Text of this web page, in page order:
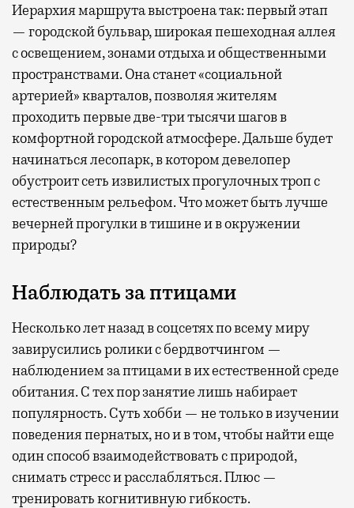
Иерархия маршрута выстроена так: первый этап
— городской бульвар, широкая пешеходная аллея
с освещением, зонами отдыха и общественными
пространствами. Она станет «социальной
артерией» кварталов, позволяя жителям
проходить первые две-три тысячи шагов в
комфортной городской атмосфере. Дальше будет
начинаться лесопарк, в котором девелопер
обустроит сеть извилистых прогулочных троп с
естественным рельефом. Что может быть лучше
вечерней прогулки в тишине и в окружении
природы?
Наблюдать за птицами
Несколько лет назад в соцсетях по всему миру
завирусились ролики с бердвотчингом —
наблюдением за птицами в их естественной среде
обитания. С тех пор занятие лишь набирает
популярность. Суть хобби — не только в изучении
поведения пернатых, но и в том, чтобы найти еще
один способ взаимодействовать с природой,
снимать стресс и расслабляться. Плюс —
тренировать когнитивную гибкость.